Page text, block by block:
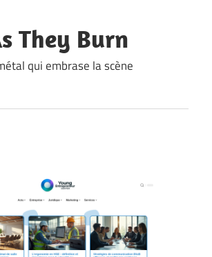
They Burn
qui embrase la scène